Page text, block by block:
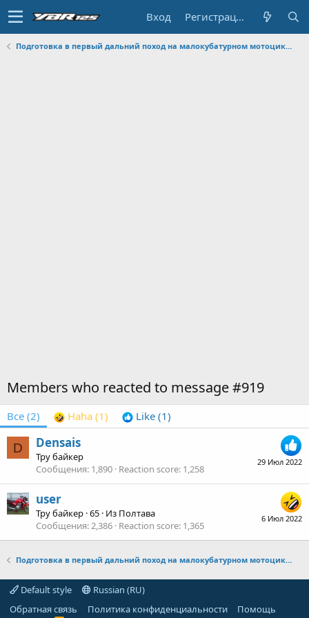
Вход Регистрация
Подготовка в первый дальний поход на малокубатурном мотоцикле из Питера к Чёрному морю. Посоветуйте что с собой лучше взять.
Members who reacted to message #919
Все (2) Haha (1) Like (1)
D
29 Июл 2022
Densais
Тру байкер
Сообщения 1,890 Reaction score 1,258
6 Июл 2022
user
Тру байкер ·65 · Из Полтава
Сообщения 2,386 Reaction score 1,365
Подготовка в первый дальний поход на малокубатурном мотоцикле из Питера к Чёрному морю. Посоветуйте что с собой лучше взять.
Default style
Russian (RU)
Обратная связь
Политика конфиденциальности
Помощь